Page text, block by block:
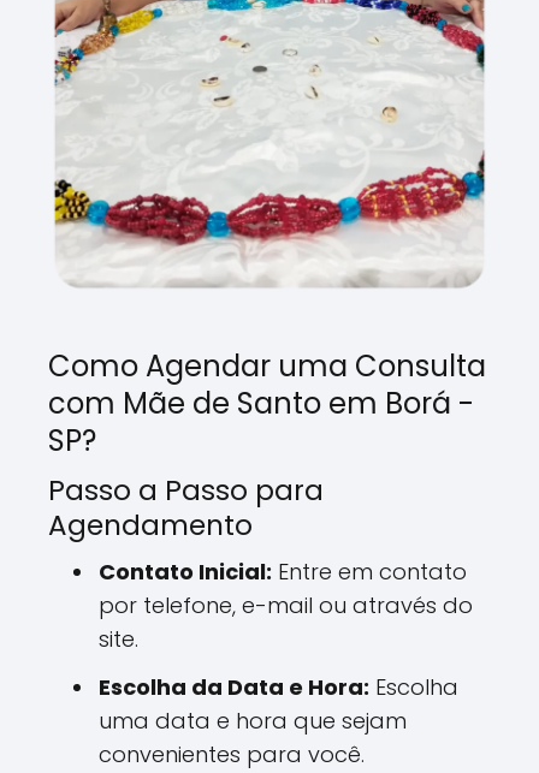
Como Agendar uma Consulta
com Mãe de Santo em Borá -
SP?
Passo a Passo para
Agendamento
Contato Inicial: Entre em contato
por telefone, e-mail ou através do
site.
Escolha da Data e Hora: Escolha
uma data e hora que sejam
convenientes para você.